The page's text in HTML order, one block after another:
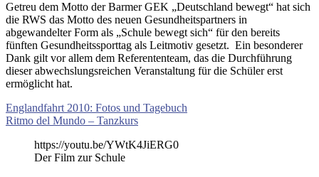
Getreu dem Motto der Barmer GEK „Deutschland bewegt“ hat sich
die RWS das Motto des neuen Gesundheitspartners in
abgewandelter Form als „Schule bewegt sich“ für den bereits
fünften Gesundheitssporttag als Leitmotiv gesetzt. Ein besonderer
Dank gilt vor allem dem Referententeam, das die Durchführung
dieser abwechslungsreichen Veranstaltung für die Schüler erst
ermöglicht hat.
Beitragsnavigation
Vorheriger
Beitrag:
Englandfahrt 2010: Fotos und Tagebuch
Nächster
Ritmo del Mundo – Tanzkurs
https://youtu.be/YWtK4JiERG0
Der Film zur Schule